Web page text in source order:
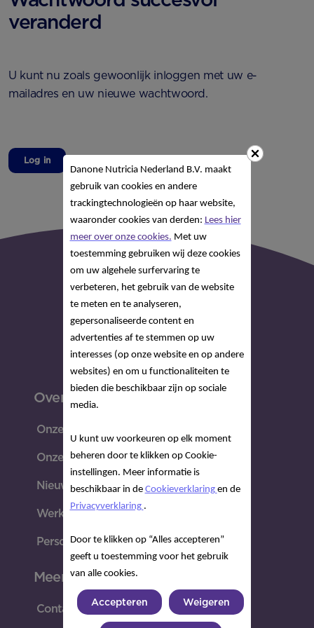
veranderd
U kunt nu zoals gewoonlijk inloggen met uw e-
mailadres en uw nieuwe wachtwoord.
Log in
Over Nutricia
Onze missie
Onze geschiedenis
Nieuws & Media
Werken bij Nutricia
Perscontacten
Meer
Contact met Nutricia Care Team
Danone Nutricia Nederland B.V. maakt
gebruik van cookies en andere
trackingtechnologieën op haar website,
waaronder cookies van derden: Lees hier
meer over onze cookies. Met uw
toestemming gebruiken wij deze cookies
om uw algehele surfervaring te
verbeteren, het gebruik van de website
te meten en te analyseren,
gepersonaliseerde content en
advertenties af te stemmen op uw
interesses (op onze website en op andere
websites) en om u functionaliteiten te
bieden die beschikbaar zijn op sociale
media.
U kunt uw voorkeuren op elk moment
beheren door te klikken op Cookie-
instellingen. Meer informatie is
beschikbaar in de Cookieverklaring en de
Privacyverklaring .
Door te klikken op “Alles accepteren”
geeft u toestemming voor het gebruik
van alle cookies.
Accepteren Weigeren